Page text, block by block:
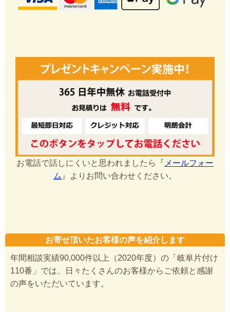
お電話で話しにくいと思われましたら『 メールフォー
ム 』よりお問い合わせください。
お寄せ頂いたお客様の声を紹介します
年間相談実績90,000件以上（2020年度）の「岐阜片付け
110番」では、日々たくさんのお客様からご依頼と感謝
の声をいただいています。